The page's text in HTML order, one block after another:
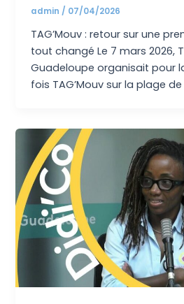
admin/ 07/04/2026
TAG’Mouv : retour sur une
tout changé Le 7 mars 2026,
Guadeloupe organisait pour
fois TAG’Mouv sur la plage